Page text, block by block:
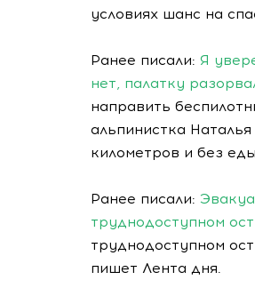
условиях шанс на
Ранее писали: Я
нет, палатку
направить
альпинистка
километров и без
Ранее писали:
труднодоступном
труднодоступном
пишет Лента дня.